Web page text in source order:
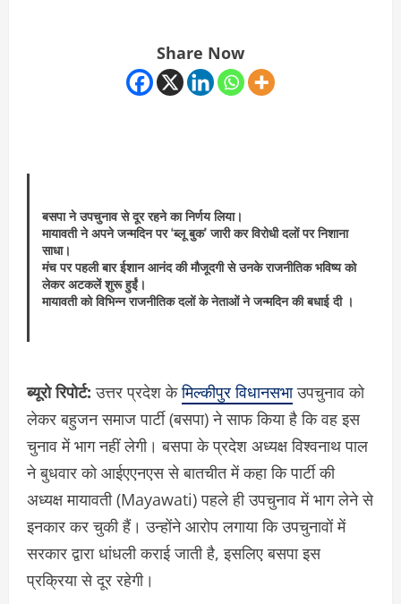
Share Now
बसपा ने उपचुनाव से दूर रहने का निर्णय लिया।
मायावती ने अपने जन्मदिन पर ‘ब्लू बुक’ जारी कर विरोधी दलों पर निशाना
साधा।
मंच पर पहली बार ईशान आनंद की मौजूदगी से उनके राजनीतिक भविष्य को
लेकर अटकलें शुरू हुईं।
मायावती को विभिन्न राजनीतिक दलों के नेताओं ने जन्मदिन की बधाई दी ।
ब्यूरो रिपोर्ट: उत्तर प्रदेश केमिल्कीपुर विधानसभाउपचुनाव को
लेकर बहुजन समाज पार्टी (बसपा) ने साफ किया है कि वह इस
चुनाव में भाग नहीं लेगी। बसपा के प्रदेश अध्यक्ष विश्वनाथ पाल
ने बुधवार को आईएएनएस से बातचीत में कहा कि पार्टी की
अध्यक्ष मायावती (Mayawati) पहले ही उपचुनाव में भाग लेने से
इनकार कर चुकी हैं। उन्होंने आरोप लगाया कि उपचुनावों में
सरकार द्वारा धांधली कराई जाती है, इसलिए बसपा इस
प्रक्रिया से दूर रहेगी।